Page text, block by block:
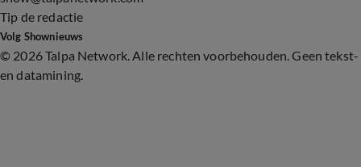
Tip de redactie
Volg Shownieuws
© 2026 Talpa Network. Alle rechten voorbehouden. Geen tekst-
en datamining.